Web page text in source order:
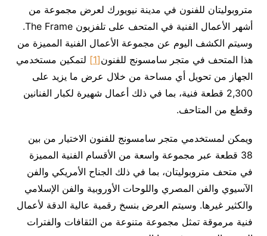
متروبوليتان للفنون في مدينة نيويورك لعرض مجموعة من
أشهر الأعمال الفنية في المتحف على تلفزيون The Frame.
وسيتم الكشف اليوم عن مجموعة الأعمال الفنية المميزة من
هذا المتحف في متجر سامسونج للفنون[1]
لتمكين مستخدمي
الجهاز من تحويل أي مساحة من خلال عرض ما يزيد على
2,300 قطعة فنية، بما في ذلك أعمال شهيرة لكبار الفنانين
وقطع من المتاحف.
ويمكن لمستخدمي متجر سامسونج للفنون الاختيار من بين
38 قطعة عبر مجموعة واسعة من الأقسام الفنية المميزة
في متحف متروبوليتان، بما في ذلك الجناح الأمريكي والفن
الآسيوي والفن المصري واللوحات الأوروبية والفن الإسلامي
والكثير غيرها. وسيتم العرض بنسخ رقمية عالية الدقة لأعمال
فنية مرموقة تمثل مجموعة متنوعة من الثقافات والفترات